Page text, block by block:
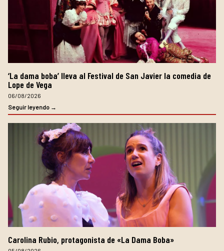
‘La dama boba’ lleva al Festival de San Javier la comedia de
Lope de Vega
06/08/2026
Seguir leyendo →
Carolina Rubio, protagonista de «La Dama Boba»